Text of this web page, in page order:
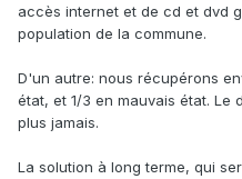
accès internet et de cd et dvd
population de la commune.
D'un autre: nous récupérons
état, et 1/3 en mauvais état. Le
plus jamais.
La solution à long terme, qui